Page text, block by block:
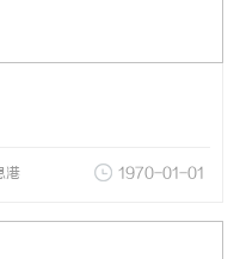
港 1970-01-01